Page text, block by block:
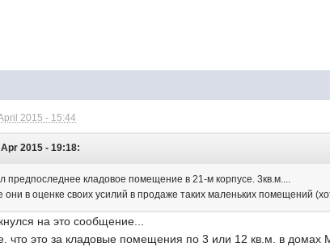
2015 - 15:44
2015 - 19:18:
предпоследнее кладовое помещение в 21-м корпусе. 3кв.м....
они в оценке своих усилий в продаже таких маленьких помещений
на это сообщение...
что это за кладовые помещения по 3 или 12 кв.м. в домах